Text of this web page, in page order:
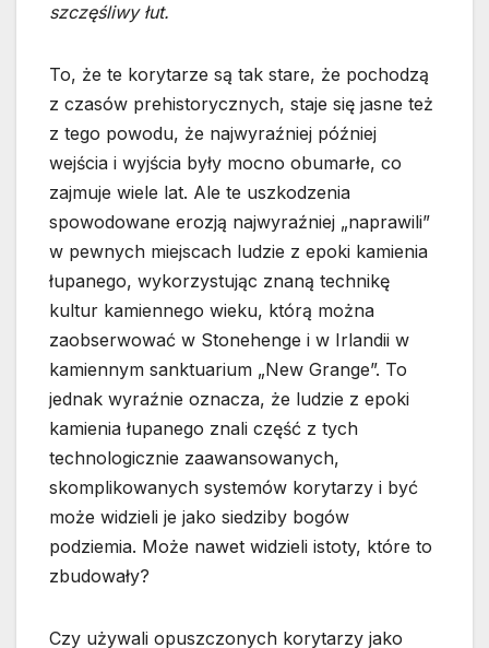
szczęśliwy łut.
To, że te korytarze są tak stare, że pochodzą
z czasów prehistorycznych, staje się jasne też
z tego powodu, że najwyraźniej później
wejścia i wyjścia były mocno obumarłe, co
zajmuje wiele lat. Ale te uszkodzenia
spowodowane erozją najwyraźniej „naprawili”
w pewnych miejscach ludzie z epoki kamienia
łupanego, wykorzystując znaną technikę
kultur kamiennego wieku, którą można
zaobserwować w Stonehenge i w Irlandii w
kamiennym sanktuarium „New Grange”. To
jednak wyraźnie oznacza, że ludzie z epoki
kamienia łupanego znali część z tych
technologicznie zaawansowanych,
skomplikowanych systemów korytarzy i być
może widzieli je jako siedziby bogów
podziemia. Może nawet widzieli istoty, które to
zbudowały?
Czy używali opuszczonych korytarzy jako